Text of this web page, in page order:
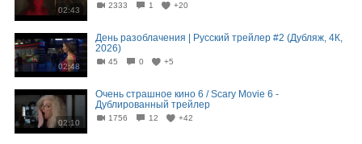
02:43
2333 1 +20
02:48
День разоблачения | Русский трейлер #2 (Дубляж, 4К,
2026)
45 0 +5
02:10
Очень страшное кино 6 / Scary Movie 6 -
Дублированный трейлер
1756 12 +42